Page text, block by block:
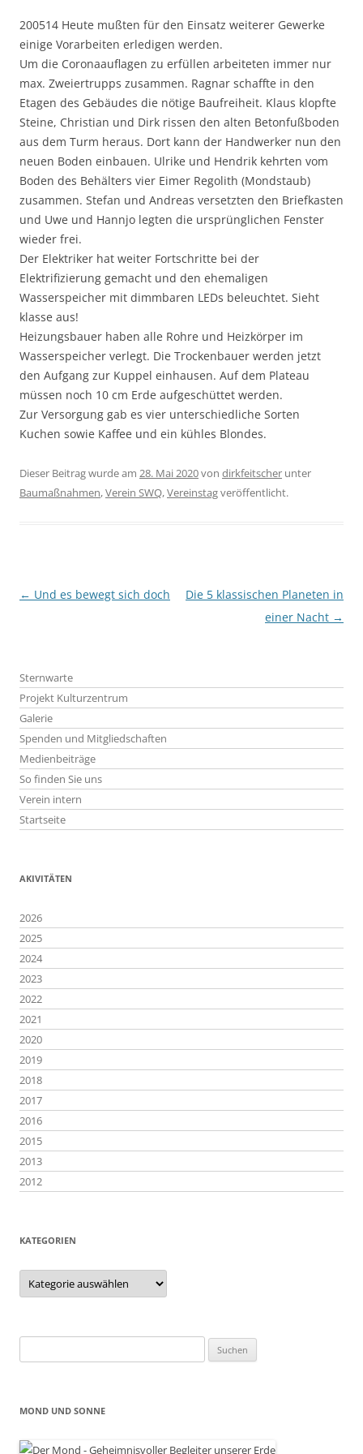
200514 Heute mußten für den Einsatz weiterer Gewerke
einige Vorarbeiten erledigen werden.
Um die Coronaauflagen zu erfüllen arbeiteten immer nur
max. Zweiertrupps zusammen. Ragnar schaffte in den
Etagen des Gebäudes die nötige Baufreiheit. Klaus klopfte
Steine, Christian und Dirk rissen den alten Betonfußboden
aus dem Turm heraus. Dort kann der Handwerker nun den
neuen Boden einbauen. Ulrike und Hendrik kehrten vom
Boden des Behälters vier Eimer Regolith (Mondstaub)
zusammen. Stefan und Andreas versetzten den Briefkasten
und Uwe und Hannjo legten die ursprünglichen Fenster
wieder frei.
Der Elektriker hat weiter Fortschritte bei der
Elektrifizierung gemacht und den ehemaligen
Wasserspeicher mit dimmbaren LEDs beleuchtet. Sieht
klasse aus!
Heizungsbauer haben alle Rohre und Heizkörper im
Wasserspeicher verlegt. Die Trockenbauer werden jetzt
den Aufgang zur Kuppel einhausen. Auf dem Plateau
müssen noch 10 cm Erde aufgeschüttet werden.
Zur Versorgung gab es vier unterschiedliche Sorten
Kuchen sowie Kaffee und ein kühles Blondes.
Dieser Beitrag wurde am 28. Mai 2020von dirkfeitscher unter
Baumaßnahmen,Verein SWQ,Vereinstagveröffentlicht.
Beitragsnavigation
← Und es bewegt sich doch
Die 5 klassischen Planeten in
einer Nacht →
Sternwarte
Projekt Kulturzentrum
Galerie
Spenden und Mitgliedschaften
Medienbeiträge
So finden Sie uns
Verein intern
Startseite
AKIVITÄTEN
2026
2025
2024
2023
2022
2021
2020
2019
2018
2017
2016
2015
2013
2012
KATEGORIEN
Kategorien
nach:
MOND UND SONNE